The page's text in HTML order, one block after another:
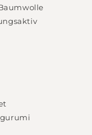
saved